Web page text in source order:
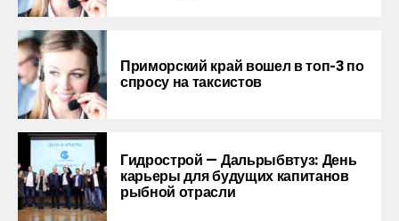
Приморский край вошел в топ-3 по
спросу на таксистов
Гидрострой — Дальрыбвтуз: День
карьеры для будущих капитанов
рыбной отрасли